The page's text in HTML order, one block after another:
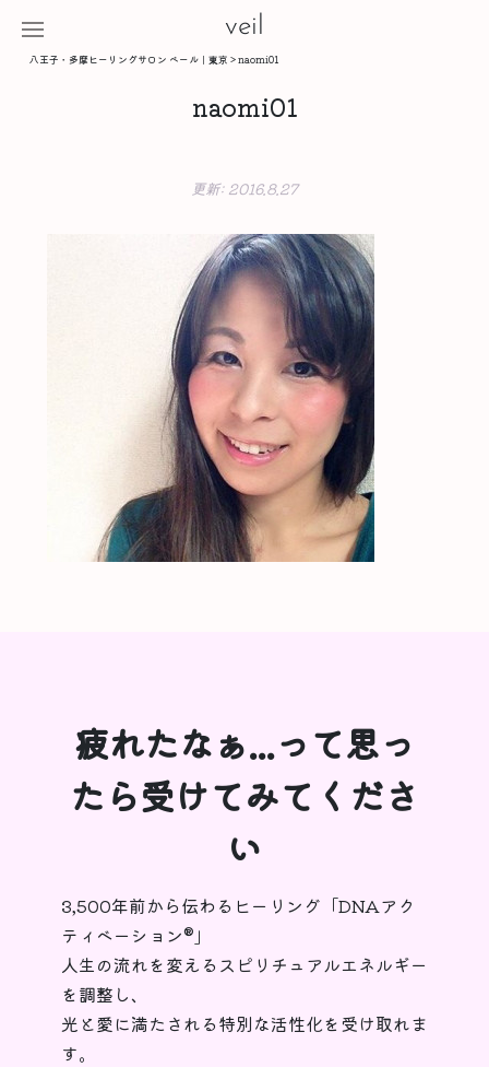
veil
八王子・多摩ヒーリングサロン ベール｜東京 >naomi01
naomi01
更新: 2016.8.27
疲れたなぁ...って思っ
たら受けてみてくださ
い
3,500年前から伝わるヒーリング「DNAアク
ティベーション®︎」
人生の流れを変えるスピリチュアルエネルギー
を調整し、
光と愛に満たされる特別な活性化を受け取れま
す。